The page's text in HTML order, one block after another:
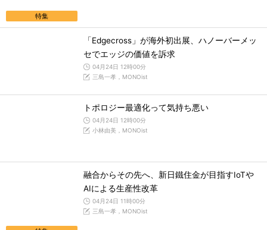
特集
「Edgecross」が海外初出展、ハノーバーメッ
セでエッジの価値を訴求
04月24日 12時00分
三島一孝，MONOist
トポロジー最適化って気持ち悪い
04月24日 12時00分
小林由美，MONOist
融合からその先へ、新日鐵住金が目指すIoTや
AIによる生産性改革
04月24日 11時00分
三島一孝，MONOist